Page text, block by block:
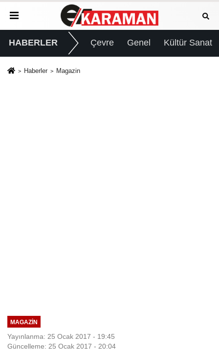
HABERLER Çevre Genel Kültür Sanat
Haberler Magazin
MAGAZIN
Yayınlanma: 25 Ocak 2017 - 19:45
Güncelleme: 25 Ocak 2017 - 20:04